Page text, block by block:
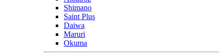
Shimano
Saint Plus
Daiwa
Maruri
Okuma